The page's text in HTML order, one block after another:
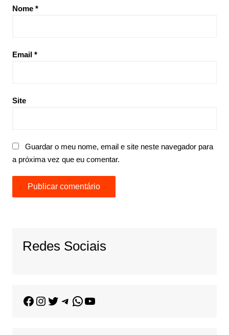
Nome *
Email *
Site
Guardar o meu nome, email e site neste navegador para
a próxima vez que eu comentar.
Redes Sociais